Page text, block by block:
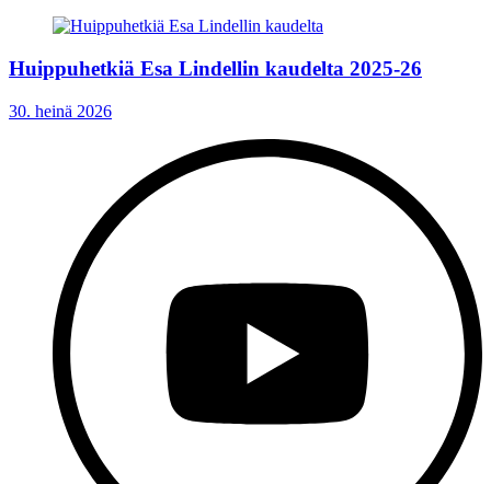
Huippuhetkiä Esa Lindellin kaudelta 2025-26
30. heinä 2026